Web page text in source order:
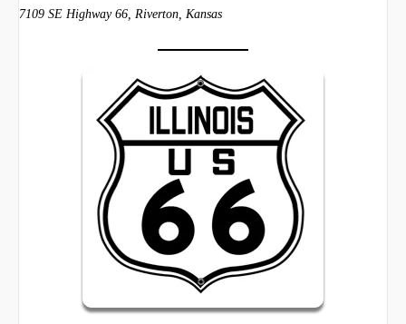
7109 SE Highway 66, Riverton, Kansas